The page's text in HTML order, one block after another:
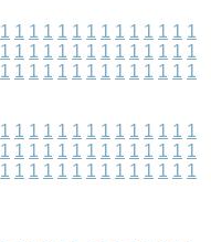
1 1 1 1 1 1 1 1 1 1 1 1 1 1
1 1 1 1 1 1 1 1 1 1 1 1 1 1
1 1 1 1 1 1 1 1 1 1 1 1 1 1
1 1 1 1 1 1 1 1 1 1 1 1 1 1
1 1 1 1 1 1 1 1 1 1 1 1 1 1
1 1 1 1 1 1 1 1 1 1 1 1 1 1